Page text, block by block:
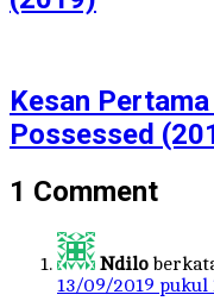
Kesan
Possessed
1 Comment
Ndilo
13/09/2019 pukul